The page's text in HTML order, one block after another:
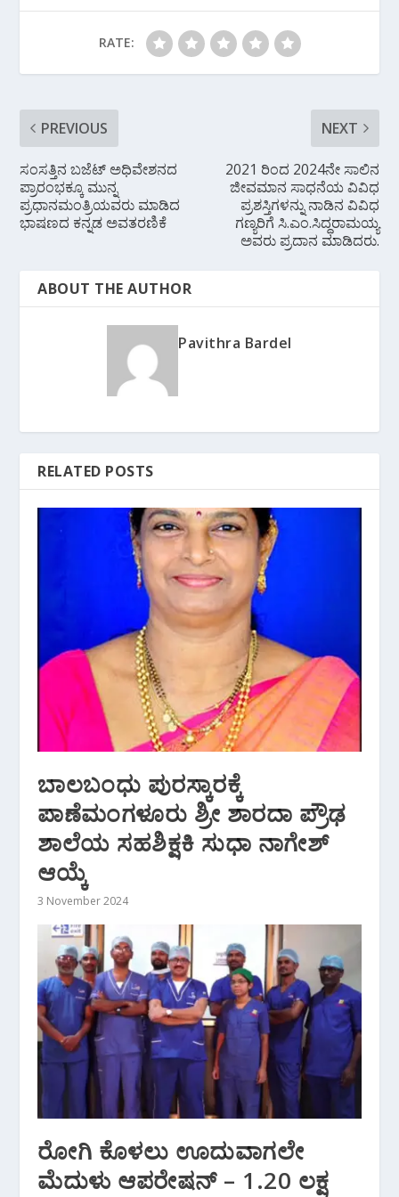
o
k
st A
p
p
a
m
RATE:
PREVIOUS
ಸಂಸತ್ತಿನ ಬಜೆಟ್ ಅಧಿವೇಶನದ
ಪ್ರಾರಂಭಕ್ಕೂ ಮುನ್ನ
ಪ್ರಧಾನಮಂತ್ರಿಯವರು ಮಾಡಿದ
ಭಾಷಣದ ಕನ್ನಡ ಅವತರಣಿಕೆ
NEXT
2021 ರಿಂದ 2024ನೇ ಸಾಲಿನ
ಜೀವಮಾನ ಸಾಧನೆಯ ವಿವಿಧ
ಪ್ರಶಸ್ತಿಗಳನ್ನು ನಾಡಿನ ವಿವಿಧ
ಗಣ್ಯರಿಗೆ ಸಿ.ಎಂ.ಸಿದ್ಧರಾಮಯ್ಯ
ಅವರು ಪ್ರದಾನ ಮಾಡಿದರು.
ABOUT THE AUTHOR
Pavithra Bardel
RELATED POSTS
ಬಾಲಬಂಧು ಪುರಸ್ಕಾರಕ್ಕೆ
ಪಾಣೆಮಂಗಳೂರು ಶ್ರೀ ಶಾರದಾ ಪ್ರೌಢ
ಶಾಲೆಯ ಸಹಶಿಕ್ಷಕಿ ಸುಧಾ ನಾಗೇಶ್
ಆಯ್ಕೆ
3 November 2024
ರೋಗಿ ಕೊಳಲು ಊದುವಾಗಲೇ
ಮೆದುಳು ಆಪರೇಷನ್ – 1.20 ಲಕ್ಷ